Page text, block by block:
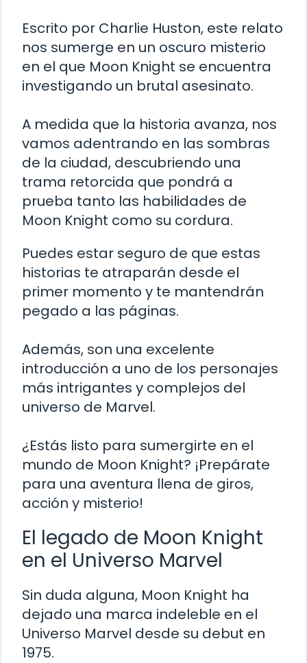
Escrito por Charlie Huston, este relato
nos sumerge en un oscuro misterio
en el que Moon Knight se encuentra
investigando un brutal asesinato.
A medida que la historia avanza, nos
vamos adentrando en las sombras
de la ciudad, descubriendo una
trama retorcida que pondrá a
prueba tanto las habilidades de
Moon Knight como su cordura.
Puedes estar seguro de que estas
historias te atraparán desde el
primer momento y te mantendrán
pegado a las páginas.
Además, son una excelente
introducción a uno de los personajes
más intrigantes y complejos del
universo de Marvel.
¿Estás listo para sumergirte en el
mundo de Moon Knight? ¡Prepárate
para una aventura llena de giros,
acción y misterio!
El legado de Moon Knight
en el Universo Marvel
Sin duda alguna, Moon Knight ha
dejado una marca indeleble en el
Universo Marvel desde su debut en
1975.